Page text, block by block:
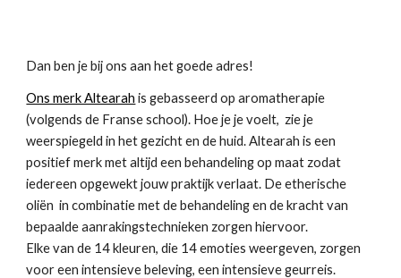
Dan ben je bij ons aan het goede adres!
Ons merk Altearah is gebasseerd op aromatherapie
(volgends de Franse school). Hoe je je voelt, zie je
weerspiegeld in het gezicht en de huid. Altearah is een
positief merk met altijd een behandeling op maat zodat
iedereen opgewekt jouw praktijk verlaat. De etherische
oliën in combinatie met de behandeling en de kracht van
bepaalde aanrakingstechnieken zorgen hiervoor.
Elke van de 14 kleuren, die 14 emoties weergeven, zorgen
voor een intensieve beleving, een intensieve geurreis.